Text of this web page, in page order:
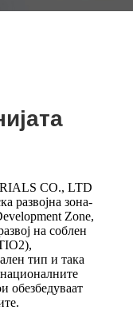
CO., LTD
развојна зона-
Zone,
на соблен
тип и така
обезбедуваат